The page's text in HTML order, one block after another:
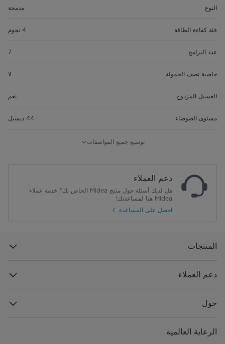
النوع مدمجة
فئة كفاءة الطاقة 4 نجوم
عدد البرامج 7
خاصية نصف الحمولة لا
الغسيل المزدوج نعم
مستوى الضوضاء 44 ديسبل
أبعاد العبوة (العرض× العمق× الارتفاع)
الوزن الصافي (كجم)
السعة (سعة الأفراد) 14
قفل الأطفال نعم
التردد
توسيع جميع المواصفات
دعم العملاء
هل لديك أسئلة حول منتج Midea الخاص بك؟ خدمة عملاء
Midea هنا لمساعدتك!
احصل على المساعدة
المنتجات
دعم العملاء
حول
الرعاية العالمية